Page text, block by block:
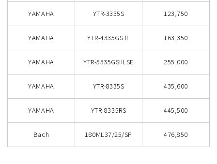
YAMAHA YTR-3335S 123,750
YAMAHA YTR-4335GSⅡ 163,350
YAMAHA YTR-5335GSIILSE 255,000
YAMAHA YTR-8335S 435,600
YAMAHA YTR-8335RS 445,500
Bach 180ML37/25/SP 476,850